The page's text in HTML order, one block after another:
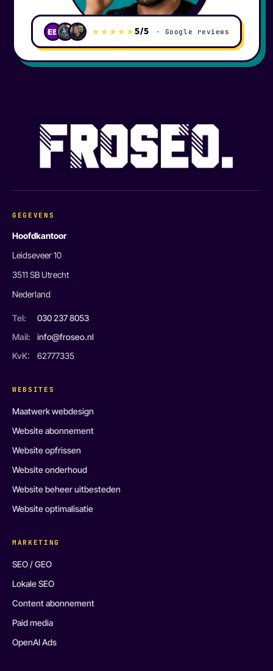
EB ★★★★★5/5 · Google reviews
GEGEVENS
Hoofdkantoor
Leidseveer 10
3511 SB Utrecht
Nederland
Tel:
030 237 8053
Mail:
info@froseo.nl
KvK:
62777335
WEBSITES
Maatwerk webdesign
Website abonnement
Website opfrissen
Website onderhoud
Website beheer uitbesteden
Website optimalisatie
MARKETING
SEO / GEO
Lokale SEO
Content abonnement
Paid media
OpenAI Ads